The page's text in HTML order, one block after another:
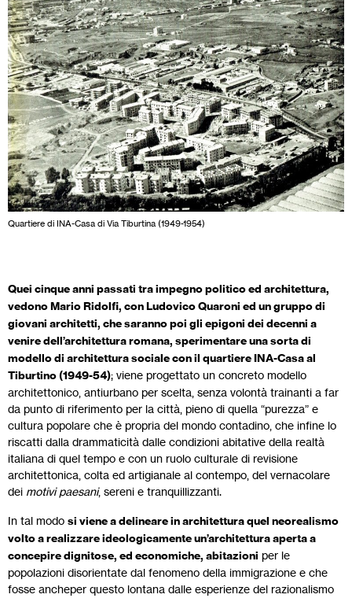
Quartiere di INA-Casa di Via Tiburtina (1949-1954)
Quei cinque anni passati tra impegno politico ed architettura,
vedono Mario Ridolfi, con Ludovico Quaroni ed un gruppo di
giovani architetti, che saranno poi gli epigoni dei decenni a
venire dell’architettura romana, sperimentare una sorta di
modello di architettura sociale con il quartiere INA-Casa al
Tiburtino (1949-54); viene progettato un concreto modello
architettonico, antiurbano per scelta, senza volontà trainanti a far
da punto di riferimento per la città, pieno di quella “purezza” e
cultura popolare che è propria del mondo contadino, che infine lo
riscatti dalla drammaticità dalle condizioni abitative della realtà
italiana di quel tempo e con un ruolo culturale di revisione
architettonica, colta ed artigianale al contempo, del vernacolare
dei motivi paesani, sereni e tranquillizzanti.
In tal modo si viene a delineare in architettura quel neorealismo
volto a realizzare ideologicamente un’architettura aperta a
concepire dignitose, ed economiche, abitazioni per le
popolazioni disorientate dal fenomeno della immigrazione e che
fosse ancheper questo lontana dalle esperienze del razionalismo